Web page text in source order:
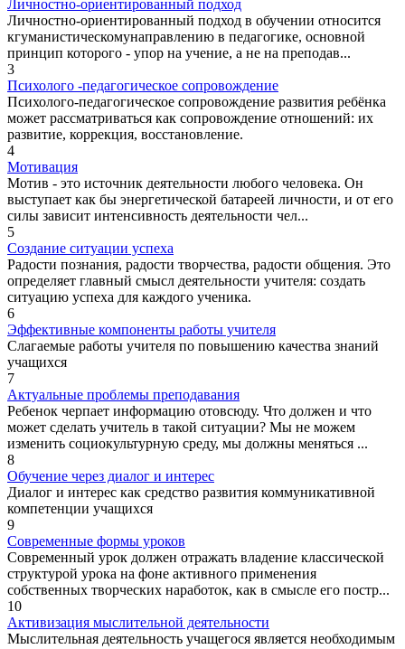
Личностно-ориентированный подход
Личностно-ориентированный подход в обучении относится
кгуманистическомунаправлению в педагогике, основной
принцип которого - упор на учение, а не на преподав...
3
Психолого -педагогическое сопровождение
Психолого-педагогическое сопровождение развития ребёнка
может рассматриваться как сопровождение отношений: их
развитие, коррекция, восстановление.
4
Мотивация
Мотив - это источник деятельности любого человека. Он
выступает как бы энергетической батареей личности, и от его
силы зависит интенсивность деятельности чел...
5
Создание ситуации успеха
Радости познания, радости творчества, радости общения. Это
определяет главный смысл деятельности учителя: создать
ситуацию успеха для каждого ученика.
6
Эффективные компоненты работы учителя
Слагаемые работы учителя по повышению качества знаний
учащихся
7
Актуальные проблемы преподавания
Ребенок черпает информацию отовсюду. Что должен и что
может сделать учитель в такой ситуации? Мы не можем
изменить социокультурную среду, мы должны меняться ...
8
Обучение через диалог и интерес
Диалог и интерес как средство развития коммуникативной
компетенции учащихся
9
Современные формы уроков
Современный урок должен отражать владение классической
структурой урока на фоне активного применения
собственных творческих наработок, как в смысле его постр...
10
Активизация мыслительной деятельности
Мыслительная деятельность учащегося является необходимым